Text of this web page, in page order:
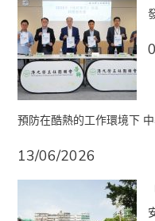
預防在酷熱的工作環境下
13/06/2026